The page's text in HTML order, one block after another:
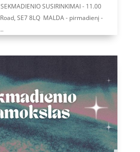
SUSIRINKIMAI - 11.00
SE7 8LQ MALDA - pirmadienį -